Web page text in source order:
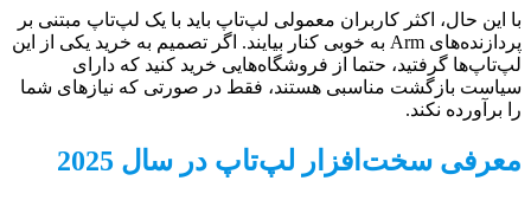
با این حال، اکثر کاربران معمولی لپ‌تاپ باید با یک لپ‌تاپ مبتنی بر
پردازنده‌های Arm به خوبی کنار بیایند. اگر تصمیم به خرید یکی از این
لپ‌تاپ‌ها گرفتید، حتما از فروشگاه‌هایی خرید کنید که دارای
سیاست بازگشت مناسبی هستند، فقط در صورتی که نیازهای شما
را برآورده نکند.
معرفی سخت‌افزار لپ‌تاپ در سال 2025